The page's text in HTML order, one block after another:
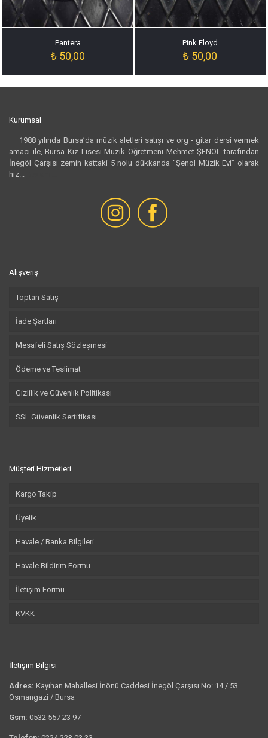
Pantera
₺ 50,00
Pink Floyd
₺ 50,00
Kurumsal
1988 yılında Bursa’da müzik aletleri satışı ve org - gitar dersi vermek
amacı ile, Bursa Kız Lisesi Müzik Öğretmeni Mehmet ŞENOL tarafından
İnegöl Çarşısı zemin kattaki 5 nolu dükkanda "Şenol Müzik Evi” olarak
hiz...
Alışveriş
Toptan Satış
İade Şartları
Mesafeli Satış Sözleşmesi
Ödeme ve Teslimat
Gizlilik ve Güvenlik Politikası
SSL Güvenlik Sertifikası
Müşteri Hizmetleri
Kargo Takip
Üyelik
Havale / Banka Bilgileri
Havale Bildirim Formu
İletişim Formu
KVKK
İletişim Bilgisi
Adres: Kayıhan Mahallesi İnönü Caddesi İnegöl Çarşısı No: 14 / 53
Osmangazi / Bursa
Gsm: 0532 557 23 97